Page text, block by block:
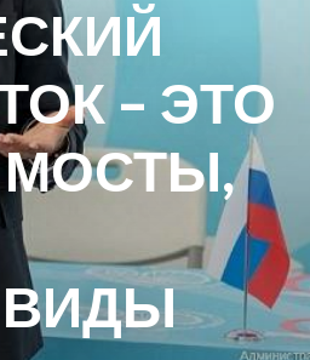
– ЭТО
МОСТЫ,